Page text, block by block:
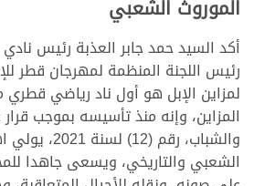
الموروث الشعبي
أكد السيد حمد جابر العذبة رئيس نادي
رئيس اللجنة المنظمة لمهرجان قطر
لمزاين الإبل هو أول ناد رياضي
المزاين، وإنه منذ تأسيسه بموجب
والشباب، رقم
الشعبي والتاريخي، ويسعى جاهدا